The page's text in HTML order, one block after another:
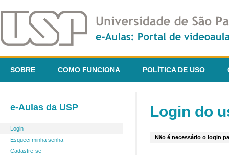
SOBRE COMO FUNCIONA POLÍTICA DE USO
e-Aulas da USP
Login
Esqueci minha senha
Cadastre-se
Login do
Não é necessário o login